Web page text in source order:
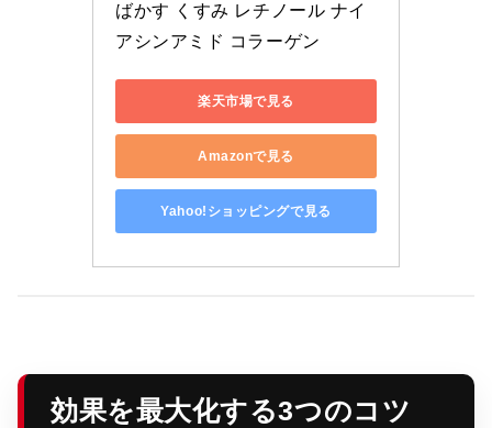
ばかす くすみ レチノール ナイ
アシンアミド コラーゲン
楽天市場で見る
Amazonで見る
Yahoo!ショッピングで見る
効果を最大化する3つのコツ